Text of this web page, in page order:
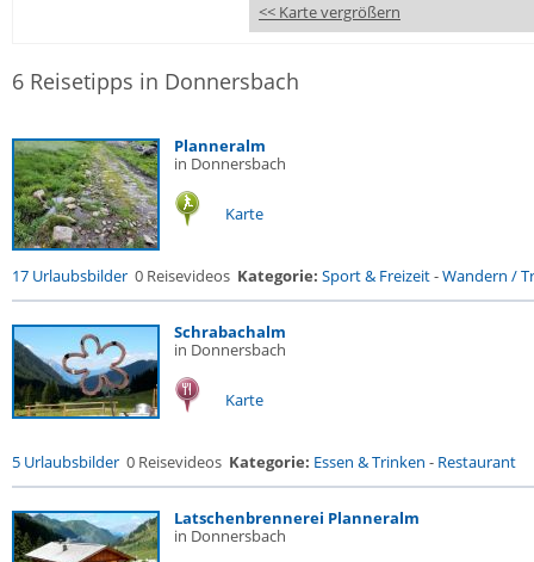
<< Karte vergrößern
6 Reisetipps in Donnersbach
Planneralm
in Donnersbach
Karte
17 Urlaubsbilder 0 Reisevideos Kategorie: Sport & Freizeit-Wandern /
Schrabachalm
in Donnersbach
Karte
5 Urlaubsbilder 0 Reisevideos Kategorie: Essen & Trinken - Restaurant
Latschenbrennerei Planneralm
in Donnersbach